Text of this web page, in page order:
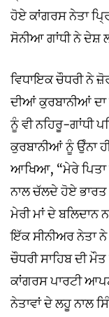
ਹੋਏ ਕਾਂਗਰਸ ਨੇਤਾ
ਸੋਨੀਆ ਗਾਂਧੀ ਨੇ ਦੇਸ਼
ਵਿਧਾਇਕ ਚੌਧਰੀ ਨੇ
ਦੀਆਂ ਕੁਰਬਾਨੀਆਂ ਦਾ
ਨੂੰ ਵੀ ਨਹਿਰੂ-ਗਾਂਧੀ
ਕੁਰਬਾਨੀਆਂ ਨੂੰ ਉੰਨਾ
ਆਖਿਆ, “ਮੇਰੇ ਪਿਤਾ
ਨਾਲ ਚੱਲਦੇ ਹੋਏ ਭਾਰਤ
ਮੇਰੀ ਮਾਂ ਦੇ ਬਲਿਦਾਨ
ਇੱਕ ਸੀਨੀਅਰ ਨੇਤਾ
ਚੌਧਰੀ ਸਾਹਿਬ ਦੀ
ਕਾਂਗਰਸ ਪਾਰਟੀ
ਨੇਤਾਵਾਂ ਦੇ ਲਹੂ ਨਾਲ